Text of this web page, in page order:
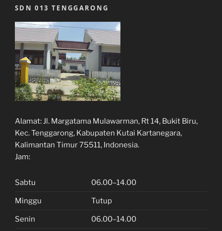
SDN 013 TENGGARONG
Alamat:Jl. Margatama Mulawarman, Rt 14, Bukit Biru,
Kec. Tenggarong, Kabupaten Kutai Kartanegara,
Kalimantan Timur 75511, Indonesia.
Jam:
Sabtu 06.00–14.00
Minggu Tutup
Senin 06.00–14.00